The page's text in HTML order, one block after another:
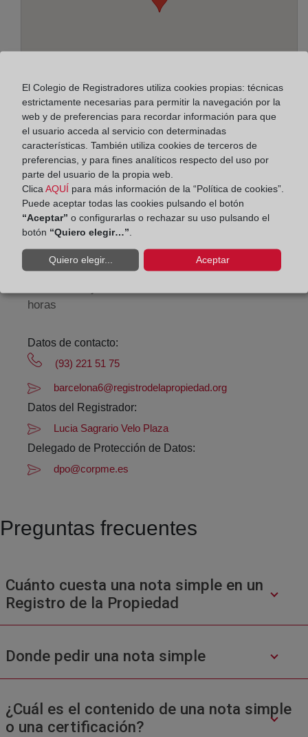
Dirección:
Paseo de la Zona Franca, 109-Edif. Torre Marina,
8038
Horario:
De lunes a viernes de 09:00 a 17:00 horas
Agosto: De lunes a viernes de 09:00 a 14:00 horas
horas
Datos de contacto:
(93) 221 51 75
barcelona6@registrodelapropiedad.org
Datos del Registrador:
Lucia Sagrario Velo Plaza
Delegado de Protección de Datos:
dpo@corpme.es
Preguntas frecuentes
Cuánto cuesta una nota simple en un
Registro de la Propiedad
Donde pedir una nota simple
¿Cuál es el contenido de una nota simple
o una certificación?
El Colegio de Registradores utiliza cookies propias: técnicas
estrictamente necesarias para permitir la navegación por la
web y de preferencias para recordar información para que
el usuario acceda al servicio con determinadas
características. También utiliza cookies de terceros de
preferencias, y para fines analíticos respecto del uso por
parte del usuario de la propia web.
Clica AQUÍ para más información de la “Política de cookies”.
Puede aceptar todas las cookies pulsando el botón
“Aceptar” o configurarlas o rechazar su uso pulsando el
botón “Quiero elegir…”
Quiero elegir... Aceptar